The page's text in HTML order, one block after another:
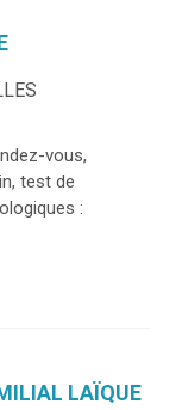
vous,
test de
:
LAÏQUE